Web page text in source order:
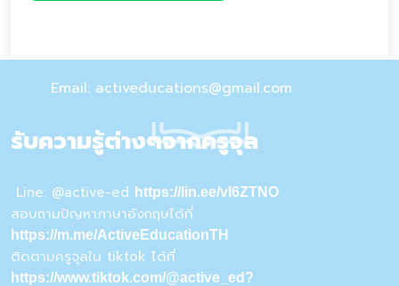
Email: activeducations@gmail.com
รับความรู้ต่างๆจากครูจุล
Line: @active-ed https://lin.ee/vI6ZTNO
สอบถามปัญหาภาษาอังกฤษได้ที่
https://m.me/ActiveEducationTH
ติดตามครูจุลใน tiktok ได้ที่
https://www.tiktok.com/@active_ed?